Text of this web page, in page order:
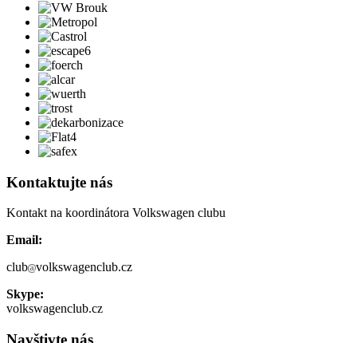
Kontaktujte nás
Kontakt na koordinátora Volkswagen clubu
Email:
club volkswagenclub.cz
Skype:
volkswagenclub.cz
Navštivte nás